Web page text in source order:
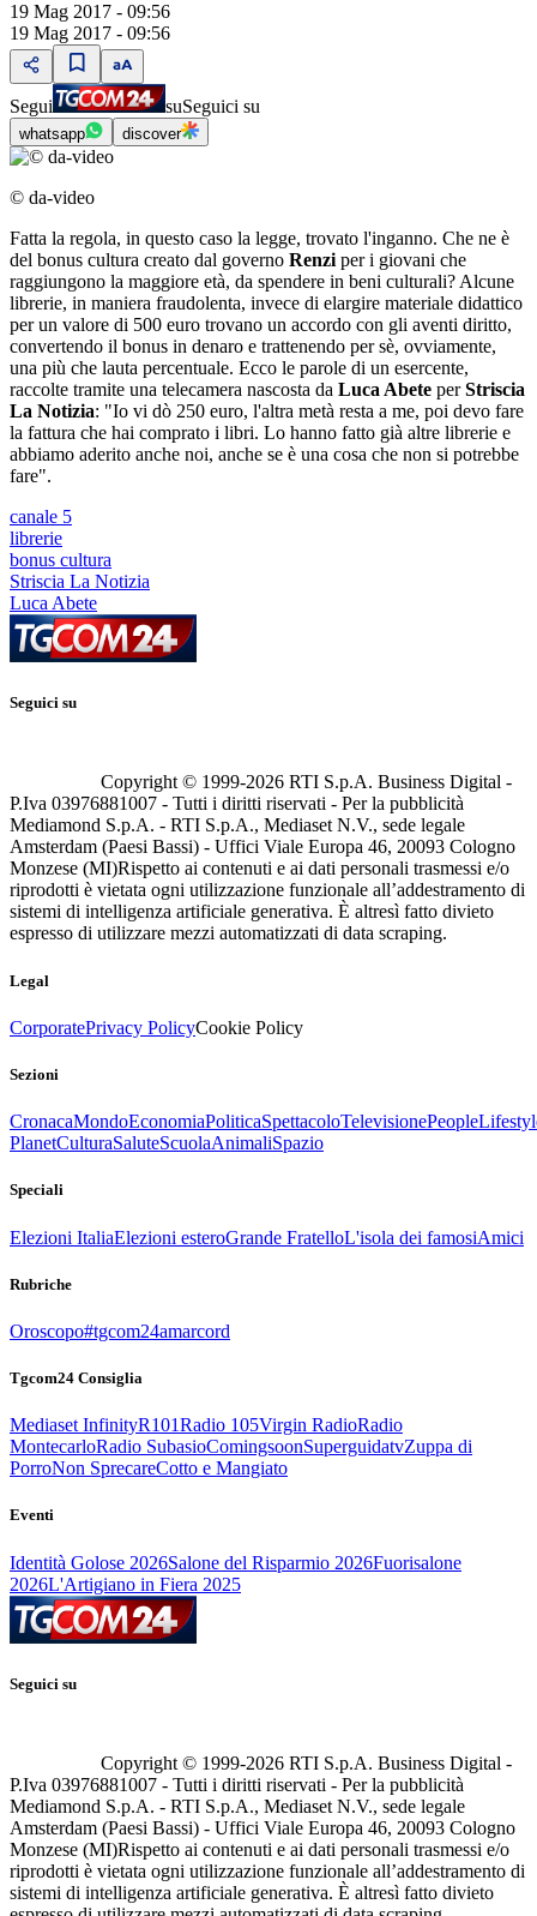
19 Mag 2017 - 09:56
19 Mag 2017 - 09:56
Segui suSeguici su
whatsapp discover
© da-video
Fatta la regola, in questo caso la legge, trovato l'inganno. Che ne è
del bonus cultura creato dal governo Renzi per i giovani che
raggiungono la maggiore età, da spendere in beni culturali? Alcune
librerie, in maniera fraudolenta, invece di elargire materiale didattico
per un valore di 500 euro trovano un accordo con gli aventi diritto,
convertendo il bonus in denaro e trattenendo per sè, ovviamente,
una più che lauta percentuale. Ecco le parole di un esercente,
raccolte tramite una telecamera nascosta da Luca Abete perStriscia
La Notizia: "Io vi dò 250 euro, l'altra metà resta a me, poi devo fare
la fattura che hai comprato i libri. Lo hanno fatto già altre librerie e
abbiamo aderito anche noi, anche se è una cosa che non si potrebbe
fare".
canale 5
librerie
bonus cultura
Striscia La Notizia
Luca Abete
Seguici su
Copyright © 1999-2026 RTI S.p.A. Business Digital -
P.Iva 03976881007 - Tutti i diritti riservati - Per la pubblicità
Mediamond S.p.A. - RTI S.p.A., Mediaset N.V., sede legale
Amsterdam (Paesi Bassi) - Uffici Viale Europa 46, 20093 Cologno
Monzese (MI)Rispetto ai contenuti e ai dati personali trasmessi e/o
riprodotti è vietata ogni utilizzazione funzionale all’addestramento di
sistemi di intelligenza artificiale generativa. È altresì fatto divieto
espresso di utilizzare mezzi automatizzati di data scraping.
Legal
CorporatePrivacy PolicyCookie Policy
Sezioni
CronacaMondoEconomiaPoliticaSpettacoloTelevisionePeople
PlanetCulturaSaluteScuolaAnimaliSpazio
Speciali
Elezioni ItaliaElezioni esteroGrande FratelloL'isola dei famosiAmici
Rubriche
Oroscopo#tgcom24amarcord
Tgcom24 Consiglia
Mediaset InfinityR101Radio 105Virgin RadioRadio
MontecarloRadio SubasioComingsoonSuperguidatvZuppa di
PorroNon SprecareCotto e Mangiato
Eventi
Identità Golose 2026Salone del Risparmio 2026Fuorisalone
2026L'Artigiano in Fiera 2025
Seguici su
Copyright © 1999-2026 RTI S.p.A. Business Digital -
P.Iva 03976881007 - Tutti i diritti riservati - Per la pubblicità
Mediamond S.p.A. - RTI S.p.A., Mediaset N.V., sede legale
Amsterdam (Paesi Bassi) - Uffici Viale Europa 46, 20093 Cologno
Monzese (MI)Rispetto ai contenuti e ai dati personali trasmessi e/o
riprodotti è vietata ogni utilizzazione funzionale all’addestramento di
sistemi di intelligenza artificiale generativa. È altresì fatto divieto